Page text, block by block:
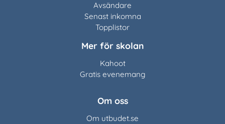
Avsändare
Senast inkomna
Topplistor
Mer för skolan
Kahoot
Gratis evenemang
Om oss
Om utbudet.se